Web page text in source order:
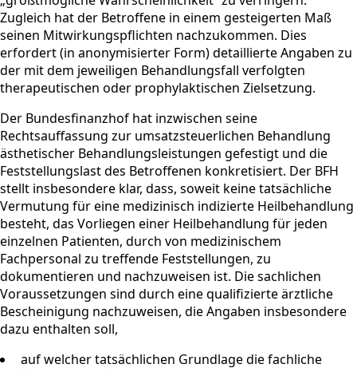
Zugleich hat der Betroffene in einem gesteigerten Maß
seinen Mitwirkungspflichten nachzukommen. Dies
erfordert (in anonymisierter Form) detaillierte Angaben zu
der mit dem jeweiligen Behandlungsfall verfolgten
therapeutischen oder prophylaktischen Zielsetzung.
Der Bundesfinanzhof hat inzwischen seine
Rechtsauffassung zur umsatzsteuerlichen Behandlung
ästhetischer Behandlungsleistungen gefestigt und die
Feststellungslast des Betroffenen konkretisiert. Der BFH
stellt insbesondere klar, dass, soweit keine tatsächliche
Vermutung für eine medizinisch indizierte Heilbehandlung
besteht, das Vorliegen einer Heilbehandlung für jeden
einzelnen Patienten, durch von medizinischem
Fachpersonal zu treffende Feststellungen, zu
dokumentieren und nachzuweisen ist. Die sachlichen
Voraussetzungen sind durch eine qualifizierte ärztliche
Bescheinigung nachzuweisen, die Angaben insbesondere
dazu enthalten soll,
auf welcher tatsächlichen Grundlage die fachliche